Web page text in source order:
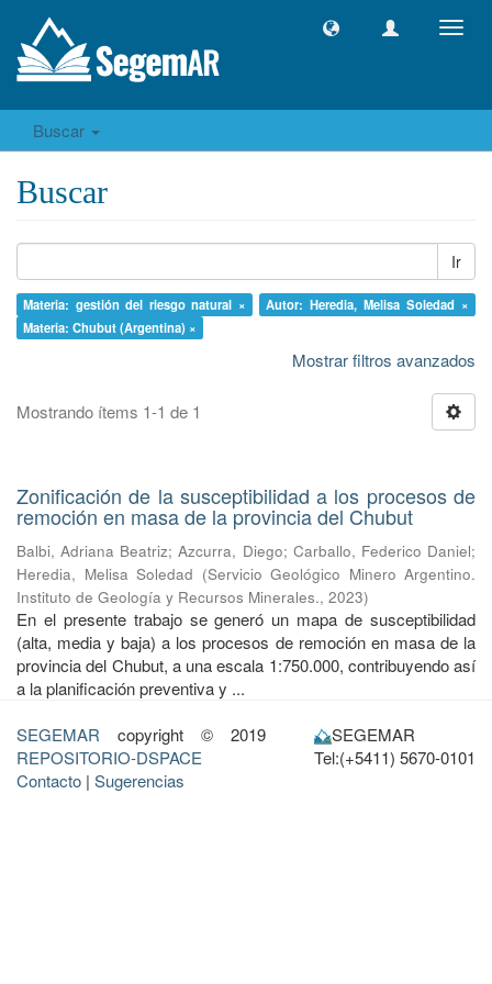
Buscar
Buscar
Ir
Materia: gestión del riesgo natural ×
Autor: Heredia, Melisa Soledad ×
Materia: Chubut (Argentina) ×
Mostrar filtros avanzados
Mostrando ítems 1-1 de 1
Zonificación de la susceptibilidad a los procesos de
remoción en masa de la provincia del Chubut
Balbi, Adriana Beatriz;Azcurra, Diego; Carballo, Federico Daniel;
Heredia, Melisa Soledad (Servicio Geológico Minero Argentino.
Instituto de Geología y Recursos Minerales., 2023)
En el presente trabajo se generó un mapa de susceptibilidad
(alta, media y baja) a los procesos de remoción en masa de la
provincia del Chubut, a una escala 1:750.000, contribuyendo así
a la planificación preventiva y ...
SEGEMAR copyright © 2019
REPOSITORIO-DSPACE
Contacto | Sugerencias
SEGEMAR
Tel:(+5411) 5670-0101